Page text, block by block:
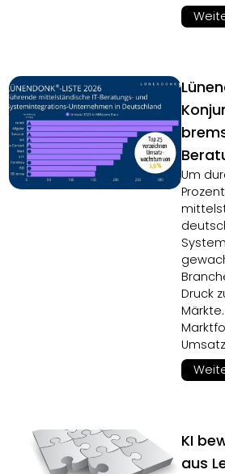
Um
Druck
KI
aus